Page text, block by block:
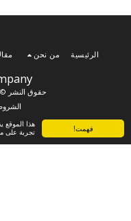
فهمت!
هذا
تجربة على
حقوق النشر © 2026 جميع الحقوق
الرئيسية من نحن